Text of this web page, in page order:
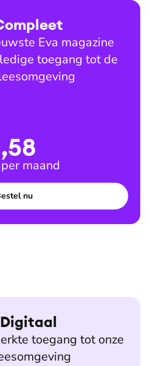
Eva magazine
toegang tot de
,58
per maand
nu
toegang tot onze